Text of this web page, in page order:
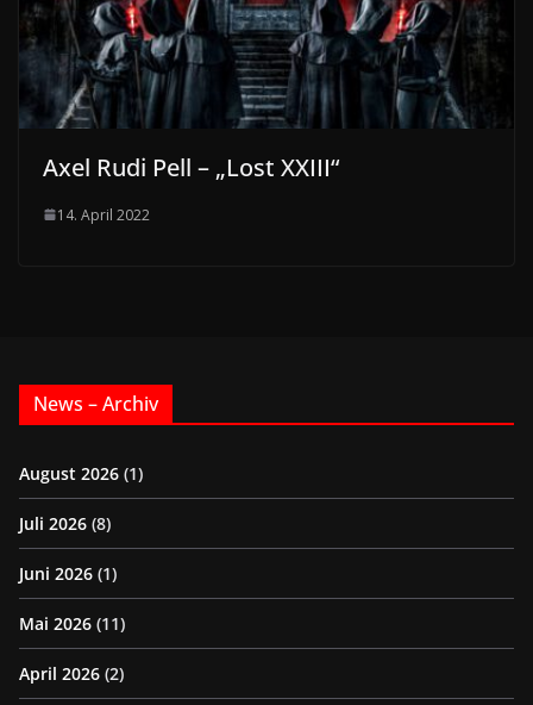
Axel Rudi Pell – „Lost XXIII“
14. April 2022
News – Archiv
August 2026 (1)
Juli 2026 (8)
Juni 2026 (1)
Mai 2026 (11)
April 2026 (2)